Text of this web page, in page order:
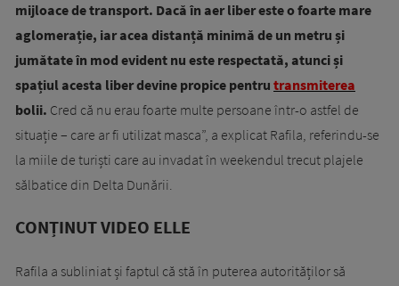
mijloace de transport. Dacă în aer liber este o foarte mare
aglomerație, iar acea distanță minimă de un metru și
jumătate în mod evident nu este respectată, atunci și
spațiul acesta liber devine propice pentru transmiterea
bolii. Cred că nu erau foarte multe persoane într-o astfel de
situație – care ar fi utilizat masca”, a explicat Rafila, referindu-se
la miile de turiști care au invadat în weekendul trecut plajele
sălbatice din Delta Dunării.
CONȚINUT VIDEO ELLE
Rafila a subliniat și faptul că stă în puterea autorităților să